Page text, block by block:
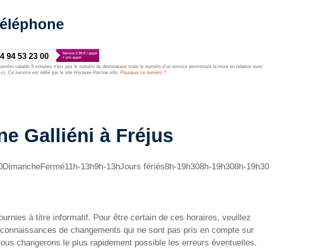
94 53 23 00
valable 5 minutes n’est pas le numéro du destinataire mais le numéro d’un service permettant la mise en relation avec
ci. Ce service est édité par le site Horaires-Piscine.info.
Pourquoi ce numéro ?
Galliéni à Fréjus
13h9h-13hJours fériés8h-19h308h-19h308h-19h30
à titre informatif. Pour être certain de ces horaires, veuillez
de changements qui ne sont pas pris en compte sur
changerons le plus rapidement possible les erreurs éventuelles.